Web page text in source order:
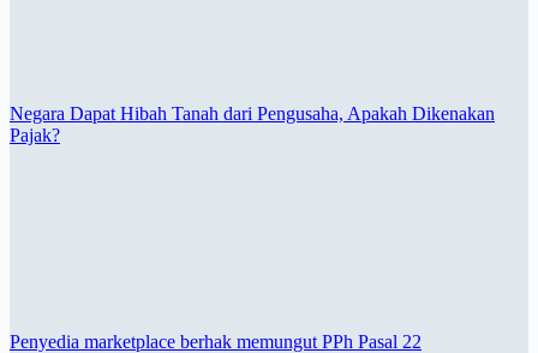
Negara Dapat Hibah Tanah dari Pengusaha, Apakah Dikenakan
Pajak?
Penyedia marketplace berhak memungut PPh Pasal 22